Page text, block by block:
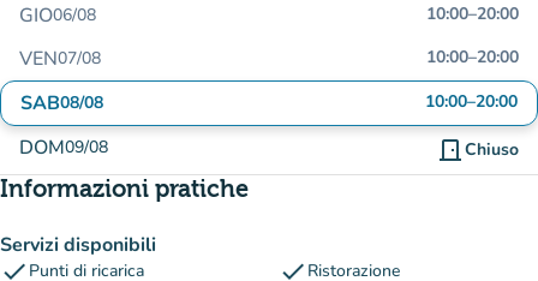
GIO06/08 10:00–20:00
VEN07/08 10:00–20:00
SAB08/08 10:00–20:00
DOM09/08 door_front Chiuso
Informazioni pratiche
Servizi disponibili
check Punti di ricarica check Ristorazione